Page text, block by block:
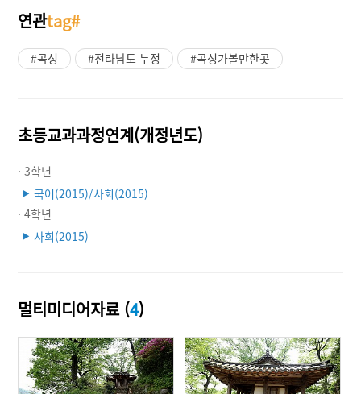
연관tag#
#곡성 #전라남도 누정 #곡성가볼만한곳
초등교과과정연계(개정년도)
· 3학년
▶ 국어(2015)/사회(2015)
· 4학년
▶ 사회(2015)
멀티미디어자료 (4)